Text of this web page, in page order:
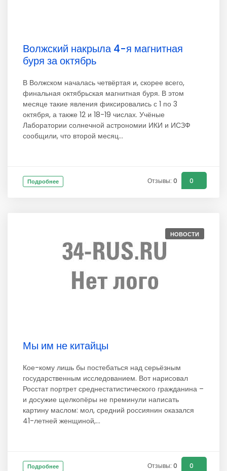
Волжский накрыла 4-я магнитная
буря за октябрь
В Волжском началась четвёртая и, скорее всего,
финальная октябрьская магнитная буря. В этом
месяце такие явления фиксировались с 1 по 3
октября, а также 12 и 18-19 числах. Учёные
Лаборатории солнечной астрономии ИКИ и ИСЗФ
сообщили, что второй месяц...
Подробнее Отзывы: 0 0
НОВОСТИ
Мы им не китайцы
Кое-кому лишь бы постебаться над серьёзным
государственным исследованием. Вот нарисовал
Росстат портрет среднестатистического гражданина –
и досужие щелкопёры не преминули написать
картину маслом: мол, средний россиянин оказался
41-летней женщиной,...
Подробнее Отзывы: 0 0